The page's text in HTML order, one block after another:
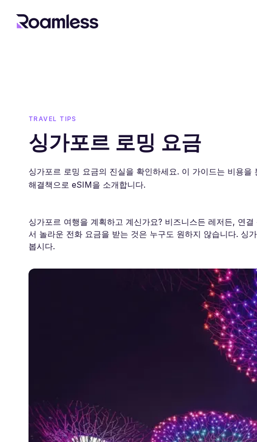
TRAVEL TIPS
싱가포르 로밍 요금
싱가포르 로밍 요금의 진실을 확인하세요. 이 가이드는 비용
해결책으로 eSIM을 소개합니다.
싱가포르 여행을 계획하고 계신가요? 비즈니스든 레저든, 연
서 놀라운 전화 요금을 받는 것은 누구도 원하지 않습니다. 싱
봅시다.